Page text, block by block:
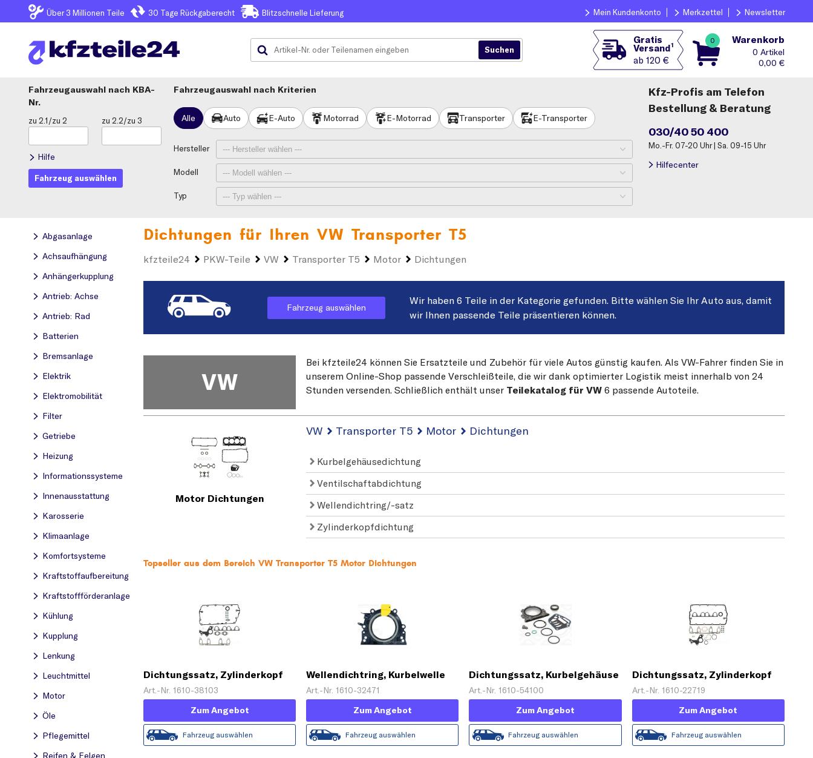
Über 3 Millionen Teile 30 Tage Rückgaberecht Blitzschnelle Lieferung Mein Kundenkonto Merkzettel Newsletter
Gratis
Versand1
ab 120 €
0 Warenkorb
0
0,00 €
Fahrzeugauswahl
KBA-
Nr.
zu 2.1/zu 2 zu 2.2/zu 3
Hilfe
Fahrzeug auswählen
Fahrzeugauswahl nach Kriterien
Alle Auto E-Auto Motorrad E-Motorrad Transporter E-Transporter
Hersteller
Modell
Typ
Kfz-Profis am Telefon
Bestellung & Beratung
030/40 50 400
Mo.-Fr. 07-20 Uhr | Sa. 09-15 Uhr
Hilfecenter
Abgasanlage
Achsaufhängung
Anhängerkupplung
Antrieb: Achse
Antrieb: Rad
Batterien
Bremsanlage
Elektrik
Elektromobilität
Filter
Getriebe
Heizung
Informationssysteme
Innenausstattung
Karosserie
Klimaanlage
Komfortsysteme
Kraftstoff­aufbereitung
Kraftstoff­förderanlage
Kühlung
Kupplung
Lenkung
Leuchtmittel
Motor
Öle
Pflegemittel
Reifen & Felgen
Dichtungen für Ihren VW Transporter T5
kfzteile24 PKW-Teile VW Transporter T5 Motor Dichtungen
Fahrzeug auswählen
Wir haben 6 Teile in der Kategorie gefunden. Bitte wählen Sie Ihr Auto aus, damit
wir Ihnen passende Teile präsentieren können.
VW
Bei kfzteile24 können Sie Ersatzteile und Zubehör für viele Autos günstig kaufen. Als VW-Fahrer finden Sie in
unserem Online-Shop passende Verschleißteile, die wir dank optimierter Logistik meist innerhalb von 24
Stunden versenden. Schließlich enthält unser Teilekatalog für VW 6 passende Autoteile.
Motor Dichtungen
VW Transporter T5 Motor Dichtungen
Kurbelgehäusedichtung
Ventilschaftabdichtung
Wellendichtring/-satz
Zylinderkopfdichtung
Topseller aus dem Bereich VW Transporter T5 Motor Dichtungen
Dichtungssatz, Zylinderkopf
Art.-Nr. 1610-38103
Zum Angebot
Fahrzeug auswählen
Wellendichtring, Kurbelwelle
Art.-Nr. 1610-32471
Zum Angebot
Fahrzeug auswählen
Dichtungssatz, Kurbelgehäuse
Art.-Nr. 1610-54100
Zum Angebot
Fahrzeug auswählen
Dichtungssatz, Zylinderkopf
Art.-Nr. 1610-22719
Zum Angebot
Fahrzeug auswählen